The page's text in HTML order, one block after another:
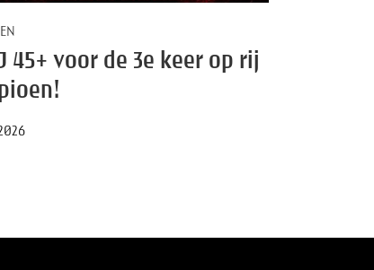
45+ voor de 3e keer op rij